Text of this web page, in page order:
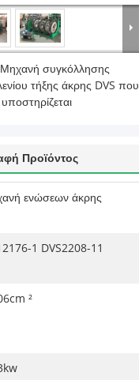
Μηχανή συγκόλλησης
τήξης άκρης DVS που
Προϊόντος
ενώσεων άκρης
1 DVS2208-11
²